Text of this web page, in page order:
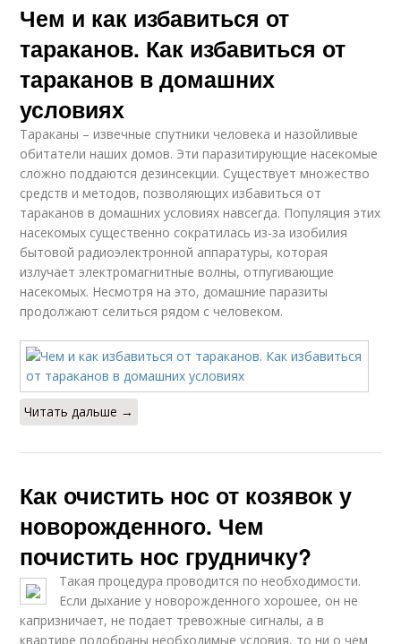
Чем и как избавиться от
тараканов. Как избавиться от
тараканов в домашних
условиях
Тараканы – извечные спутники человека и назойливые
обитатели наших домов. Эти паразитирующие насекомые
сложно поддаются дезинсекции. Существует множество
средств и методов, позволяющих избавиться от
тараканов в домашних условиях навсегда. Популяция этих
насекомых существенно сократилась из-за изобилия
бытовой радиоэлектронной аппаратуры, которая
излучает электромагнитные волны, отпугивающие
насекомых. Несмотря на это, домашние паразиты
продолжают селиться рядом с человеком.
Читать дальше →
Как очистить нос от козявок у
новорожденного. Чем
почистить нос грудничку?
Такая процедура проводится по необходимости.
Если дыхание у новорожденного хорошее, он не
капризничает, не подает тревожные сигналы, а в
квартире подобраны необходимые условия, то ни о чем